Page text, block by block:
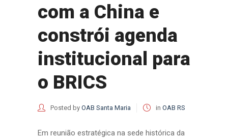
com a China e
constrói agenda
institucional para
o BRICS
Posted by OAB Santa Maria in OAB RS
Em reunião estratégica na sede histórica da